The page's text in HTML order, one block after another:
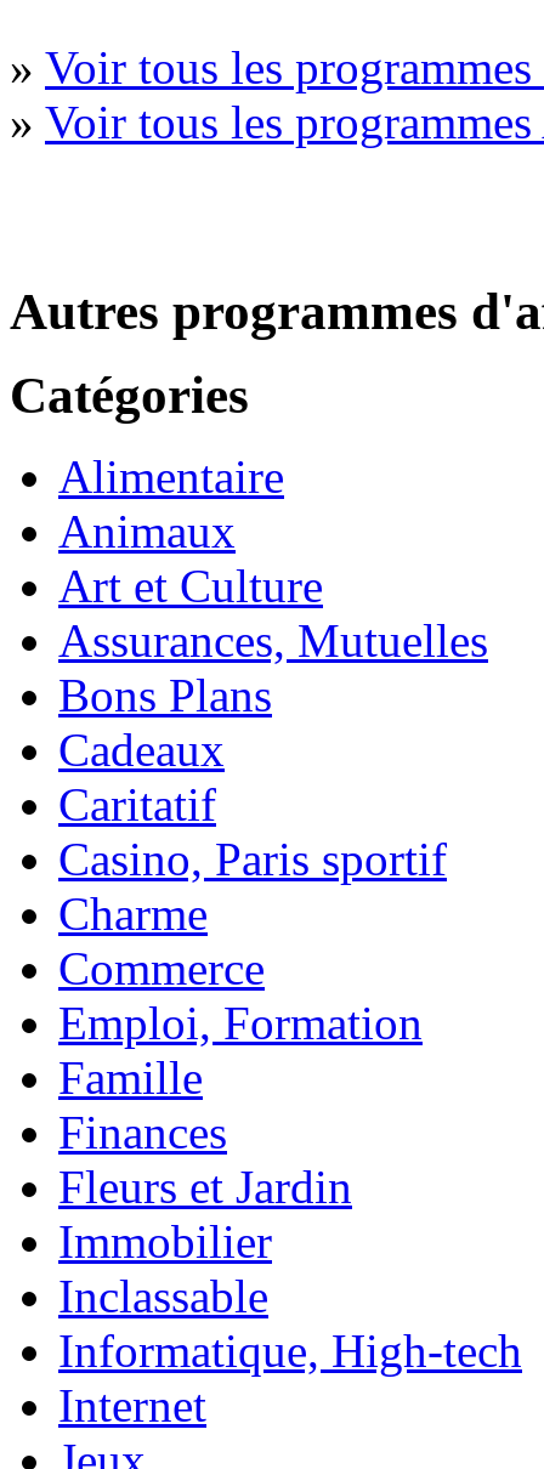
» Voir tous les
» Voir tous les
Autres programmes
Catégories
Alimentaire
Animaux
Art et Culture
Assurances, Mutuelles
Bons Plans
Cadeaux
Caritatif
Casino, Paris sportif
Charme
Commerce
Emploi, Formation
Famille
Finances
Fleurs et Jardin
Immobilier
Inclassable
Informatique, High-tech
Internet